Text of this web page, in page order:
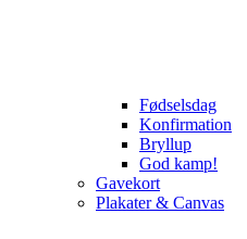
Fødselsdag
Konfirmation
Bryllup
God kamp!
Gavekort
Plakater & Canvas